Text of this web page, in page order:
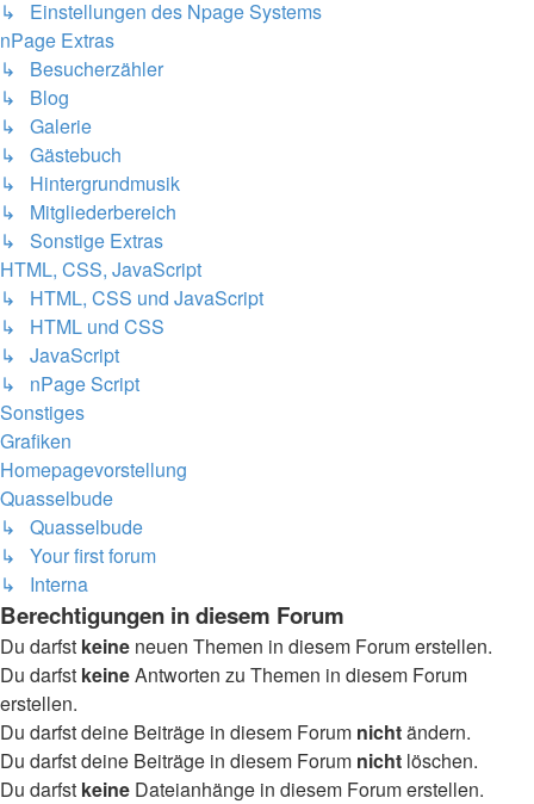
↳ Einstellungen des Npage Systems
nPage Extras
↳ Besucherzähler
↳ Blog
↳ Galerie
↳ Gästebuch
↳ Hintergrundmusik
↳ Mitgliederbereich
↳ Sonstige Extras
HTML, CSS, JavaScript
↳ HTML, CSS und JavaScript
↳ HTML und CSS
↳ JavaScript
↳ nPage Script
Sonstiges
Grafiken
Homepagevorstellung
Quasselbude
↳ Quasselbude
↳ Your first forum
↳ Interna
Berechtigungen in diesem Forum
Du darfst keine neuen Themen in diesem Forum erstellen.
Du darfst keineAntworten zu Themen in diesem Forum
erstellen.
Du darfst deine Beiträge in diesem Forum nichtändern.
Du darfst deine Beiträge in diesem Forum nicht löschen.
Du darfst keine Dateianhänge in diesem Forum erstellen.